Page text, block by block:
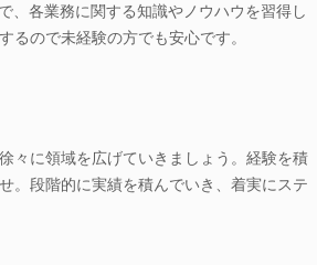
、各業務に関する知識やノウハウを習得し
るので未経験の方でも安心です。
々に領域を広げていきましょう。経験を積
。段階的に実績を積んでいき、着実にステ